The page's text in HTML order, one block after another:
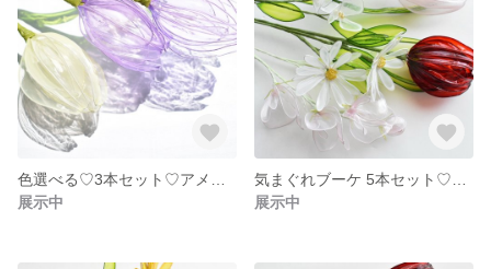
展示中
展示中